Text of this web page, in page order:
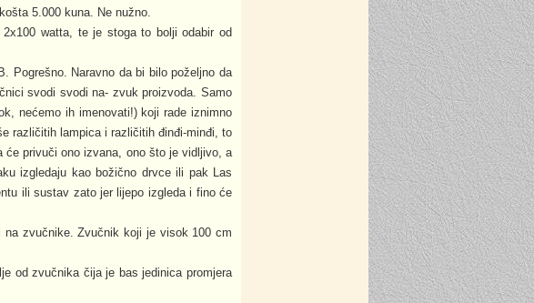
5.000 kuna. Ne nužno.
watta, te je stoga to bolji odabir od
Pogrešno. Naravno da bi bilo poželjno da
svodi svodi na- zvuk proizvoda. Samo
nećemo ih imenovati!) koji rade iznimno
različitih lampica i različitih đinđi-minđi, to
će privuči ono izvana, ono što je vidljivo, a
izgledaju kao božično drvce ili pak Las
ili sustav zato jer lijepo izgleda i fino će
na zvučnike. Zvučnik koji je visok 100 cm
od zvučnika čija je bas jedinica promjera